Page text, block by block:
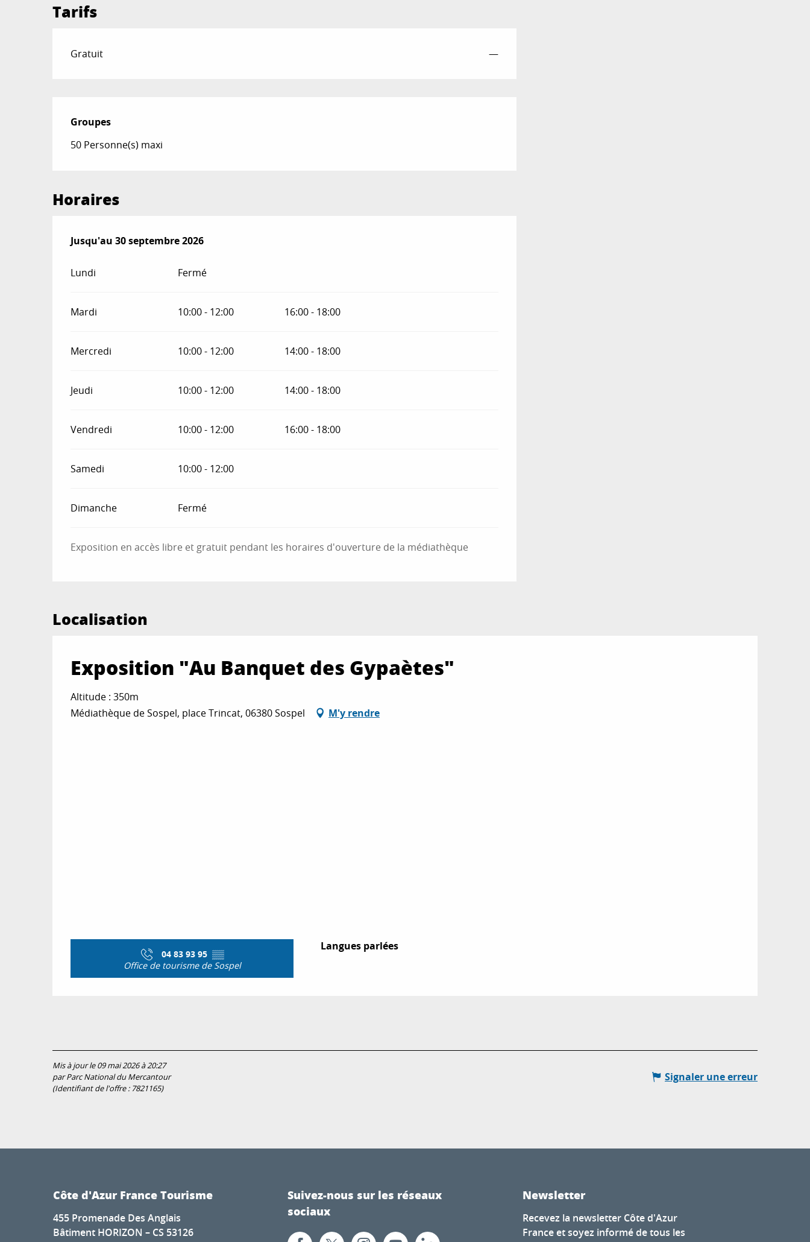
Tarifs
Gratuit —
Groupes
Groupes
50 Personne(s) maxi
Horaires
Du1 juillet 2026au30 septembre 2026
Jusqu'au 30 septembre 2026
Lundi Fermé
Mardi 10:00 - 12:00 16:00 - 18:00
Mercredi 10:00 - 12:00 14:00 - 18:00
Jeudi 10:00 - 12:00 14:00 - 18:00
Vendredi 10:00 - 12:00 16:00 - 18:00
Samedi 10:00 - 12:00
Dimanche Fermé
Exposition en accès libre et gratuit pendant les horaires d'ouverture de la médiathèque
Localisation
Exposition "Au Banquet des Gypaètes"
Altitude : 350m
Médiathèque de Sospel, place Trincat, 06380 Sospel
M'y rendre
04 83 93 95 ▒▒
Office de tourisme de Sospel
Langues parlées
Langues parlées
Mis à jour le 09 mai 2026 à 20:27
par Parc National du Mercantour
(Identifiant de l'offre : 7821165)
Signaler une erreur
Côte d'Azur France Tourisme
455 Promenade Des Anglais
Bâtiment HORIZON – CS 53126
Suivez-nous sur les réseaux
sociaux
Newsletter
Recevez la newsletter Côte d'Azur
France et soyez informé de tous les